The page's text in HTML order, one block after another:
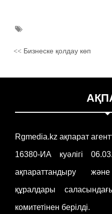
<<Бизнеске қолдау көп
Rgmedia.kz ақпарат
16380-ИА куәлігі
ақпараттандыру
құралдары
комитетінен берілді.